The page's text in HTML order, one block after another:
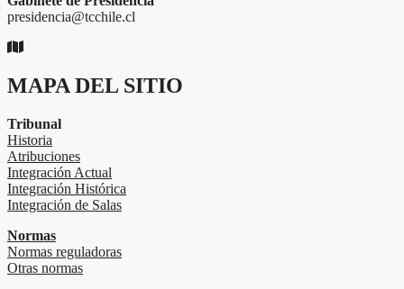
presidencia@tcchile.cl
MAPA DEL SITIO
Tribunal
Historia
Atribuciones
Integración Actual
Integración Histórica
Integración de Salas
Normas
Normas reguladoras
Otras normas